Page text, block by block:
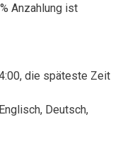
Anzahlung ist
die späteste Zeit
Deutsch,